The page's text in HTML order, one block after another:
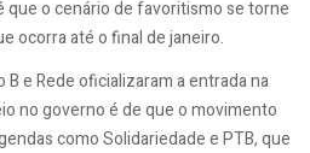
o cenário de favoritismo se torne
ocorra até o final de janeiro.
B e Rede oficializaram a entrada na
no governo é de que o movimento
como Solidariedade e PTB, que